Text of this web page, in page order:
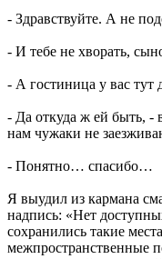
- Здравствуйте. А не
- И тебе не хворать,
- А гостиница у вас тут
- Да откуда ж ей быть, -
нам чужаки не
- Понятно… спасибо…
Я выудил из кармана
надпись: «Нет
сохранились такие
межпространственные